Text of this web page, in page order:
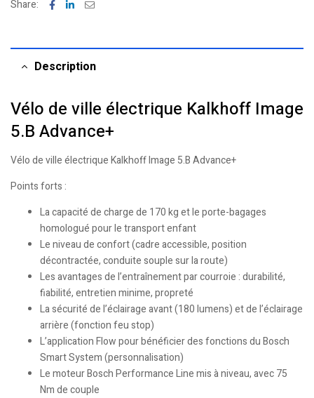
Share: Facebook
LinkedinEmail
Description
Vélo de ville électrique Kalkhoff Image
5.B Advance+
Vélo de ville électrique Kalkhoff Image 5.B Advance+
Points forts :
La capacité de charge de 170 kg et le porte-bagages
homologué pour le transport enfant
Le niveau de confort (cadre accessible, position
décontractée, conduite souple sur la route)
Les avantages de l’entraînement par courroie : durabilité,
fiabilité, entretien minime, propreté
La sécurité de l’éclairage avant (180 lumens) et de l’éclairage
arrière (fonction feu stop)
L’application Flow pour bénéficier des fonctions du Bosch
Smart System (personnalisation)
Le moteur Bosch Performance Line mis à niveau, avec 75
Nm de couple